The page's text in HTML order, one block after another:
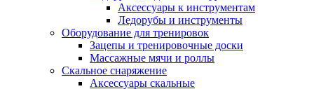
Аксессуары к инструментам
Ледорубы и инструменты
Оборудование для тренировок
Зацепы и тренировочные доски
Массажные мячи и роллы
Скальное снаряжение
Аксессуары скальные